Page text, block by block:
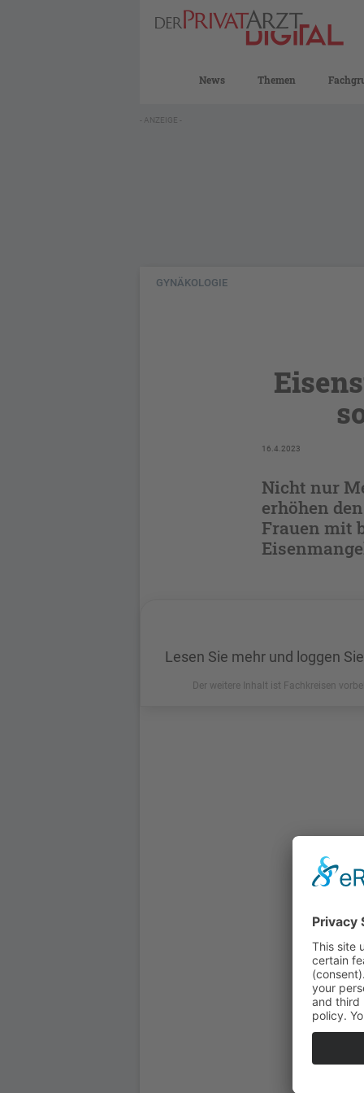
News Themen
- ANZEIGE -
GYNÄKOLOGIE
16.4.2023
Nicht nur
erhöhen
Frauen mit
Lesen Sie mehr und loggen
Der weitere Inhalt ist Fachkreisen